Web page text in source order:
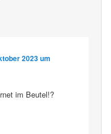
2023 um
im Beutel!?